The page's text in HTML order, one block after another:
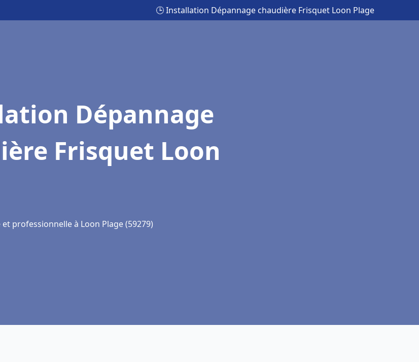
🕒 Installation Dépannage chaudière Frisquet Loon Plage
Dépannage
Frisquet Loon
professionnelle à Loon Plage (59279)